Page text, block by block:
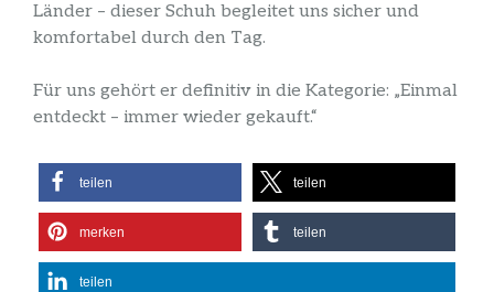
Länder – dieser Schuh begleitet uns sicher und
komfortabel durch den Tag.
Für uns gehört er definitiv in die Kategorie: „Einmal
entdeckt – immer wieder gekauft.“
teilen teilen
merken teilen
teilen